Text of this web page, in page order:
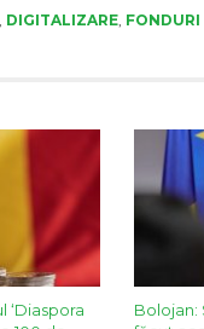
DIGITALIZARE, FONDURI
‘Diaspora
Bolojan: